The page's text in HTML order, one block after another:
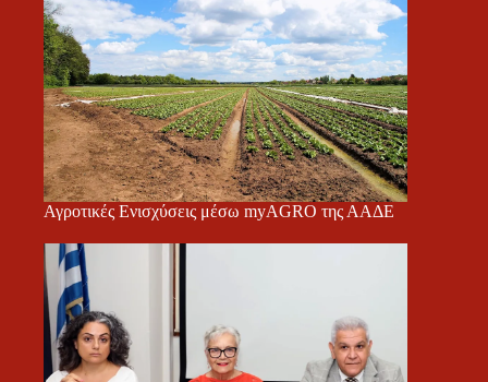
Αγροτικές Ενισχύσεις μέσω myAGRO της ΑΑΔΕ